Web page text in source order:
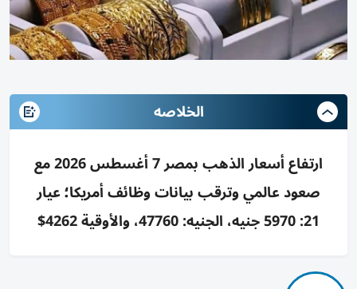
الخلاصه
ارتفاع أسعار الذهب بمصر 7 أغسطس 2026 مع
صعود عالمي وترقب بيانات وظائف أمريكا؛ عيار
21: 5970 جنيه، الجنيه: 47760، والأوقية 4262$